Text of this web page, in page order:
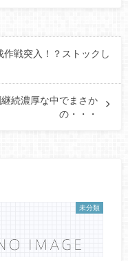
戦突入！？ストックし
続濃厚な中でまさか
の・・・
未分類